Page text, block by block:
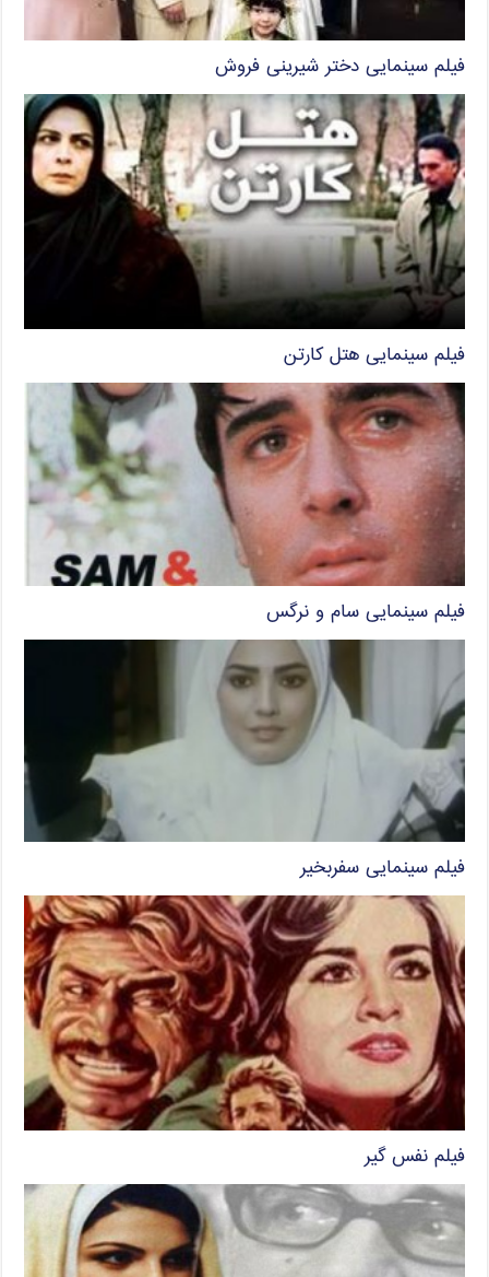
فیلم سینمایی دختر شیرینی فروش
فیلم سینمایی هتل کارتن
فیلم سینمایی سام و نرگس
فیلم سینمایی سفربخیر
فیلم نفس گیر